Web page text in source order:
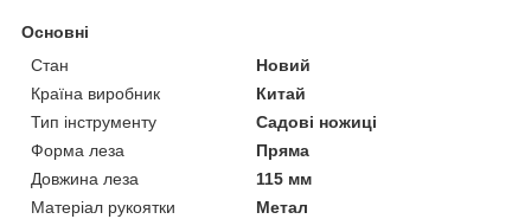
Основні
Стан
Новий
Країна виробник
Китай
Тип інструменту
Садові ножиці
Форма леза
Пряма
Довжина леза
115 мм
Матеріал рукоятки
Метал